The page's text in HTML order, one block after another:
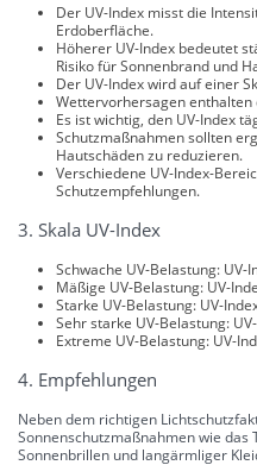
Der UV-Index misst die
Erdoberfläche.
Höherer UV-Index bedeutet
Risiko für Sonnenbrand und
Der UV-Index wird auf einer
Wettervorhersagen enthalten
Es ist wichtig, den UV-Index
Schutzmaßnahmen sollten
Hautschäden zu reduzieren.
Verschiedene UV-Index-
Schutzempfehlungen.
3. Skala UV-Index
Schwache UV-Belastung: UV-
Mäßige UV-Belastung: UV-
Starke UV-Belastung: UV-
Sehr starke UV-Belastung:
Extreme UV-Belastung: UV-
4. Empfehlungen
Neben dem richtigen
Sonnenschutzmaßnahmen wie das
Sonnenbrillen und langärmliger